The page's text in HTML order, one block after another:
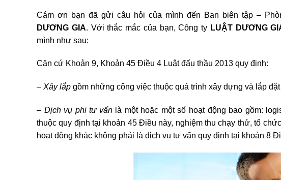
Cám ơn bạn đã gửi câu hỏi của mình đến Ban biên tập –
DƯƠNG GIA. Với thắc mắc của bạn, Công ty LUẬT DƯƠNG
mình như sau:
Căn cứ Khoản 9, Khoản 45 Điều 4 Luật đấu thầu 2013 quy định:
– Xây lắp gồm những công việc thuộc quá trình xây dựng và lắp
– Dịch vụ phi tư vấnlà một hoặc một số hoạt động bao gồm:
thuộc quy định tại khoản 45 Điều này, nghiệm thu chạy thử, tổ
hoạt động khác không phải là dịch vụ tư vấn quy định tại khoản 8